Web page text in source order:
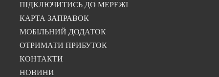
ПІДКЛЮЧИТИСЬ ДО МЕРЕЖІ
КАРТА ЗАПРАВОК
МОБІЛЬНИЙ ДОДАТОК
ОТРИМАТИ ПРИБУТОК
КОНТАКТИ
НОВИНИ